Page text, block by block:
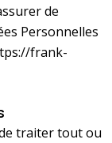
de
Personnelles
frank-
traiter tout ou